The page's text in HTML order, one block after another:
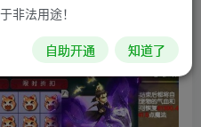
非法用途！
自助开通 知道了